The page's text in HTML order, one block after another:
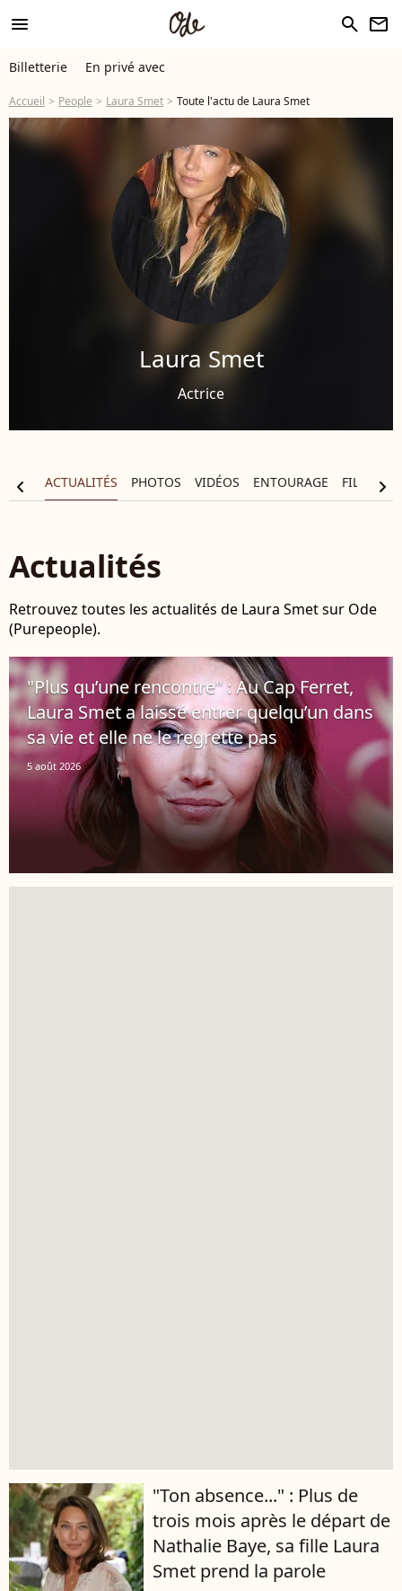
menu search newsletter
Billetterie En privé avec
Accueil People Laura Smet Toute l'actu de Laura Smet
Laura Smet
Actrice
ACTUALITÉS PHOTOS VIDÉOS ENTOURAGE
chevron_left chevron_right
Actualités
Retrouvez toutes les actualités de Laura Smet sur Ode
(Purepeople).
"Plus qu’une rencontre" : Au Cap Ferret,
Laura Smet a laissé entrer quelqu’un dans
sa vie et elle ne le regrette pas
5 août 2026
"Ton absence..." : Plus de
trois mois après le départ de
Nathalie Baye, sa fille Laura
Smet prend la parole